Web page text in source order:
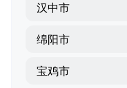
汉中市
绵阳市
宝鸡市